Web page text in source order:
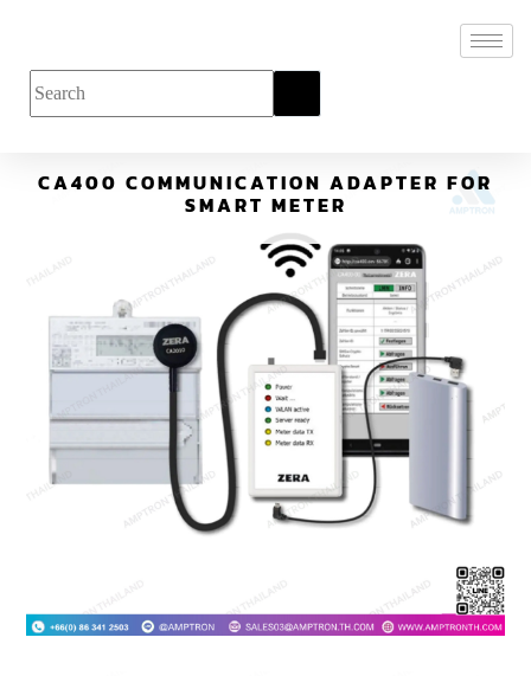
CA400 COMMUNICATION ADAPTER FOR
SMART METER